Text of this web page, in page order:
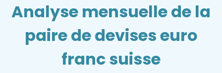
Analyse mensuelle de la
paire de devises euro
franc suisse